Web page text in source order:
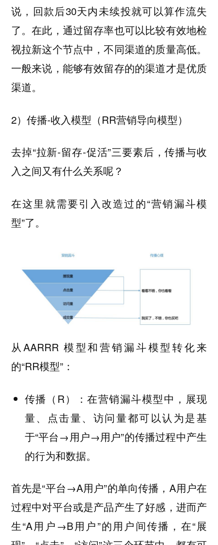
说，回款后30天内未续投就可以算作流失
了。在此，通过留存率也可以比较有效地检
视拉新这个节点中，不同渠道的质量高低。
一般来说，能够有效留存的的渠道才是优质
渠道。
2）传播-收入模型（RR营销导向模型）
去掉“拉新-留存-促活”三要素后，传播与收
入之间又有什么关系呢？
在这里就需要引入改造过的“营销漏斗模
型”了。
从AARRR 模型和营销漏斗模型转化来
的“RR模型”：
传播（R）：在营销漏斗模型中，展现
量、点击量、访问量都可以认为是基
于“平台→用户→用户”的传播过程中产生
的行为和数据。
首先是“平台→A用户”的单向传播，A用户在
过程中对平台或是产品产生了好感，进而产
生“A用户→B用户”的用户间传播，在“展